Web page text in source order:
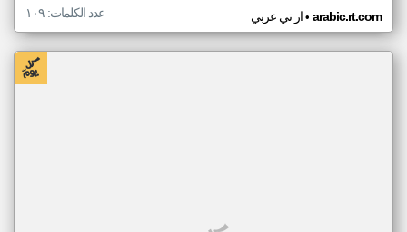
ار تي عربي• arabic.rt.com عدد الكلمات: ١٠٩